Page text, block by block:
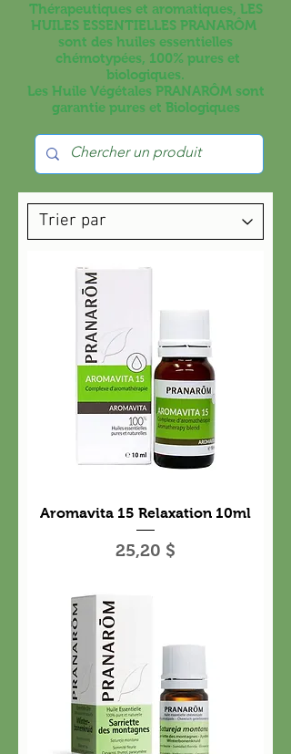
Thérapeutiques et aromatiques, LES
HUILES ESSENTIELLES PRANARÔM
sont des huiles essentielles
chémotypées, 100% pures et
biologiques.
Les Huile Végétales PRANARÔM sont
garantie pures et Biologiques
Aromavita 15 Relaxation 10ml
Prix
25,20 $